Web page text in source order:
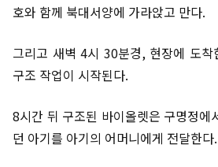
호와 함께 북대서양에 가라앉고 만다.
그리고 새벽 4시 30분경, 현장에 도착
구조 작업이 시작된다.
8시간 뒤 구조된 바이올렛은 구명정에
던 아기를 아기의 어머니에게 전달한다.